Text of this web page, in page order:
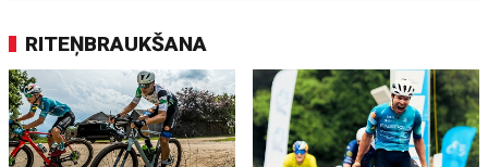
RITEŅBRAUKŠANA